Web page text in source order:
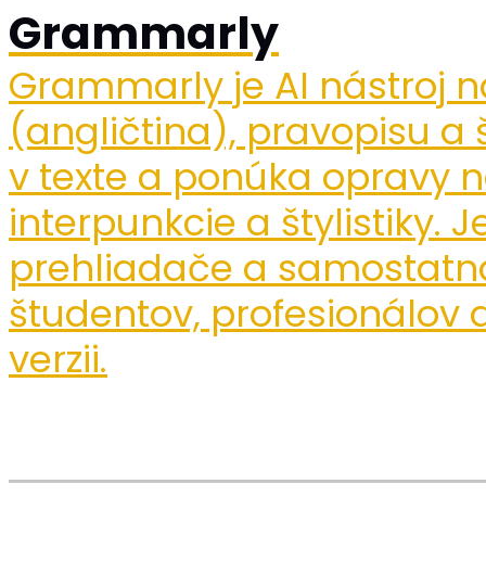
Grammarly
Grammarly je AI nástroj
(angličtina), pravopisu a
v texte a ponúka opravy
interpunkcie a štylistiky.
prehliadače a
študentov, profesionálov
verzii.